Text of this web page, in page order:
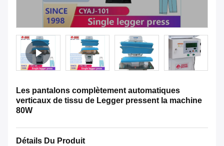
Les pantalons complètement automatiques
verticaux de tissu de Legger pressent la machine
80W
Détails Du Produit